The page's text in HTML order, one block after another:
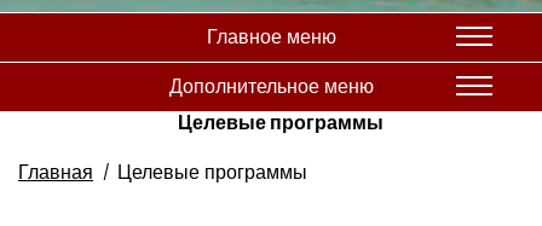
Главное меню
Дополнительное меню
Целевые программы
Главная
Целевые программы